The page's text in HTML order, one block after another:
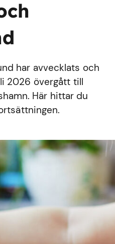
har avvecklats och
2026 övergått till
Här hittar du